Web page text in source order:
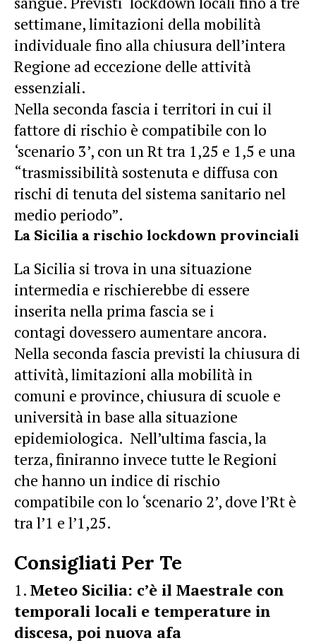
settimane, limitazioni della mobilità
individuale fino alla chiusura dell’intera
Regione ad eccezione delle attività
essenziali.
Nella seconda fascia i territori in cui il
fattore di rischio è compatibile con lo
‘scenario 3’, con un Rt tra 1,25 e 1,5 e una
“trasmissibilità sostenuta e diffusa con
rischi di tenuta del sistema sanitario nel
medio periodo”.
La Sicilia a rischio lockdown provinciali
La Sicilia si trova in una situazione
intermedia e rischierebbe di essere
inserita nella prima fascia se i
contagi dovessero aumentare ancora.
Nella seconda fascia previsti la chiusura di
attività, limitazioni alla mobilità in
comuni e province, chiusura di scuole e
università in base alla situazione
epidemiologica. Nell’ultima fascia, la
terza, finiranno invece tutte le Regioni
che hanno un indice di rischio
compatibile con lo ‘scenario 2’, dove l’Rt è
tra l’1 e l’1,25.
Consigliati Per Te
Meteo Sicilia: c’è il Maestrale con
temporali locali e temperature in
discesa, poi nuova afa